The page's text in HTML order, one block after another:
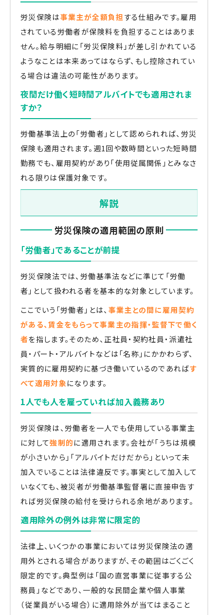
労災保険は事業主が全額負担する仕組みです。雇用
されている労働者が保険料を負担することはありま
せん。給与明細に「労災保険料」が差し引かれている
ようなことは本来あってはならず、もし控除されてい
る場合は違法の可能性があります。
夜間だけ働く短時間アルバイトでも適用されま
すか？
労働基準法上の「労働者」として認められれば、労災
保険も適用されます。週1回や数時間といった短時間
勤務でも、雇用契約があり「使用従属関係」とみなさ
れる限りは保護対象です。
解説
労災保険の適用範囲の原則
「労働者」であることが前提
労災保険法では、労働基準法などに準じて「労働
者」として扱われる者を基本的な対象としています。
ここでいう「労働者」とは、 事業主との間に雇用契約
がある、賃金をもらって事業主の指揮・監督下で働く
者を指します。そのため、正社員・契約社員・派遣社
員・パート・アルバイトなどは「名称」にかかわらず、
実質的に雇用契約に基づき働いているのであればす
べて適用対象になります。
1人でも人を雇っていれば加入義務あり
労災保険は、労働者を一人でも使用している事業主
に対して強制的に適用されます。会社が「うちは規模
が小さいから」「アルバイトだけだから」といって未
加入でいることは法律違反です。事実として加入して
いなくても、被災者が労働基準監督署に直接申告す
れば労災保険の給付を受けられる余地があります。
適用除外の例外は非常に限定的
法律上、いくつかの事業においては労災保険法の適
用外とされる場合がありますが、その範囲はごくごく
限定的です。典型例は「国の直営事業に従事する公
務員」などであり、一般的な民間企業や個人事業
（従業員がいる場合）に適用除外が当てはまること